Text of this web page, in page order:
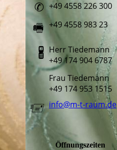
✆ +49 4558 226 300
🖷 +49 4558 983 23
🖁 Herr Tiedemann
+49 174 904 6787
Frau Tiedemann
+49 174 953 1515
🖅 info@m-t-raum.de
Öffnungszeiten